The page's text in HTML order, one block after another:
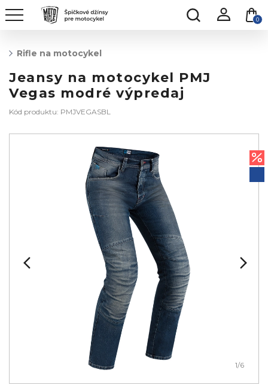
0
Rifle na motocykel
Jeansy na motocykel PMJ
Vegas modré výpredaj
Kód produktu: PMJVEGASBL
1/6